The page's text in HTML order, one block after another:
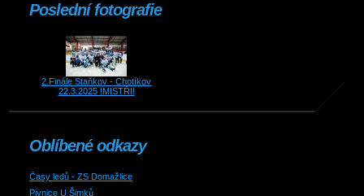
Poslední fotografie
2.Finále Staňkov - Chotíkov
22.3.2025 !MISTŘI!
Oblíbené odkazy
Časy ledů - ZS Domažlice
Pivnice U Šimků